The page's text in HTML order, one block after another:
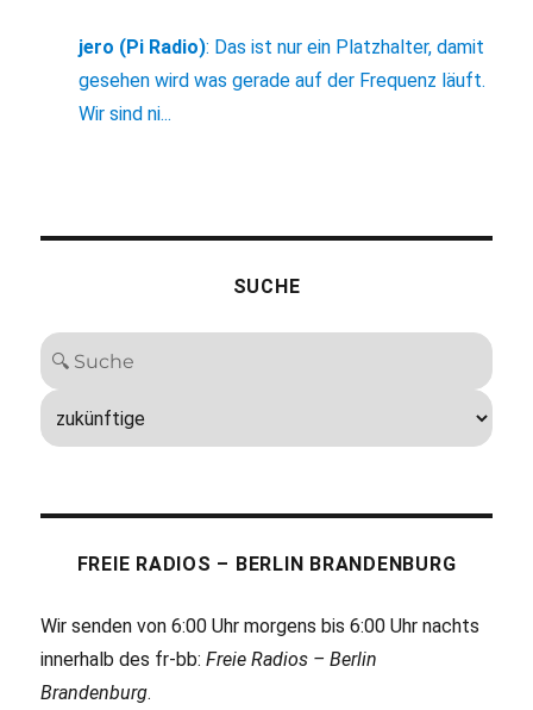
jero (Pi Radio): Das ist nur ein Platzhalter, damit
gesehen wird was gerade auf der Frequenz läuft.
Wir sind ni...
SUCHE
FREIE RADIOS – BERLIN BRANDENBURG
Wir senden von 6:00 Uhr morgens bis 6:00 Uhr nachts
innerhalb des fr-bb:Freie Radios – Berlin
Brandenburg.